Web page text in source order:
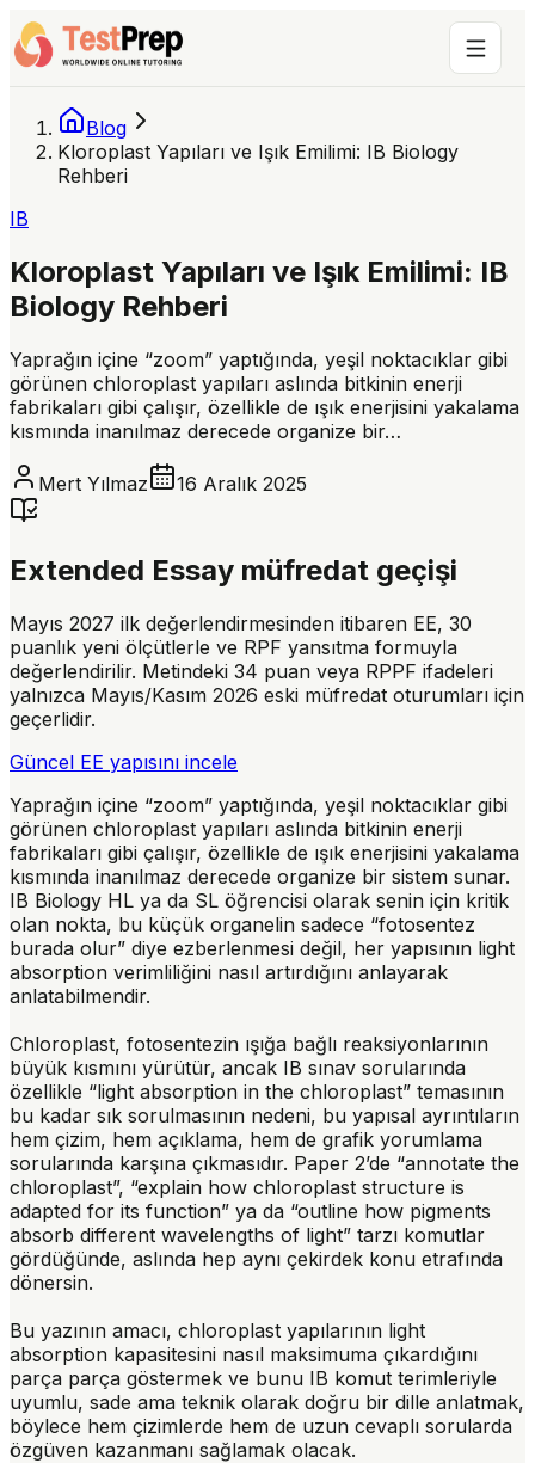
Blog
Kloroplast Yapıları ve Işık Emilimi: IB Biology
Rehberi
IB
Kloroplast Yapıları ve Işık Emilimi: IB
Biology Rehberi
Yaprağın içine “zoom” yaptığında, yeşil noktacıklar gibi
görünen chloroplast yapıları aslında bitkinin enerji
fabrikaları gibi çalışır, özellikle de ışık enerjisini yakalama
kısmında inanılmaz derecede organize bir…
Mert Yılmaz 16 Aralık 2025
Extended Essay müfredat geçişi
Mayıs 2027 ilk değerlendirmesinden itibaren EE, 30
puanlık yeni ölçütlerle ve RPF yansıtma formuyla
değerlendirilir. Metindeki 34 puan veya RPPF ifadeleri
yalnızca Mayıs/Kasım 2026 eski müfredat oturumları için
geçerlidir.
Güncel EE yapısını incele
Yaprağın içine “zoom” yaptığında, yeşil noktacıklar gibi
görünen chloroplast yapıları aslında bitkinin enerji
fabrikaları gibi çalışır, özellikle de ışık enerjisini yakalama
kısmında inanılmaz derecede organize bir sistem sunar.
IB Biology HL ya da SL öğrencisi olarak senin için kritik
olan nokta, bu küçük organelin sadece “fotosentez
burada olur” diye ezberlenmesi değil, her yapısının light
absorption verimliliğini nasıl artırdığını anlayarak
anlatabilmendir.
Chloroplast, fotosentezin ışığa bağlı reaksiyonlarının
büyük kısmını yürütür, ancak IB sınav sorularında
özellikle “light absorption in the chloroplast” temasının
bu kadar sık sorulmasının nedeni, bu yapısal ayrıntıların
hem çizim, hem açıklama, hem de grafik yorumlama
sorularında karşına çıkmasıdır. Paper 2’de “annotate the
chloroplast”, “explain how chloroplast structure is
adapted for its function” ya da “outline how pigments
absorb different wavelengths of light” tarzı komutlar
gördüğünde, aslında hep aynı çekirdek konu etrafında
dönersin.
Bu yazının amacı, chloroplast yapılarının light
absorption kapasitesini nasıl maksimuma çıkardığını
parça parça göstermek ve bunu IB komut terimleriyle
uyumlu, sade ama teknik olarak doğru bir dille anlatmak,
böylece hem çizimlerde hem de uzun cevaplı sorularda
özgüven kazanmanı sağlamak olacak.